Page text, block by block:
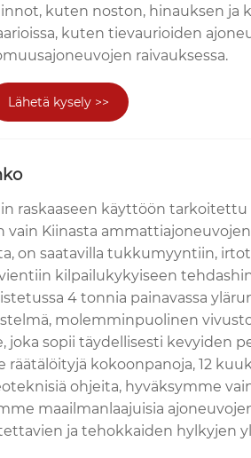
kuten noston, hinauksen ja
kuten tievaurioiden
raivauksessa.
Lähetä kysely >>
raskaaseen käyttöön tarkoitettu
vain Kiinasta
on saatavilla tukkumyyntiin,
kilpailukykyiseen
4 tonnia painavassa
molemminpuolinen
joka sopii täydellisesti kevyiden
räätälöityjä kokoonpanoja, 12
ohjeita, hyväksymme
maailmanlaajuisia
ja tehokkaiden hylkyjen